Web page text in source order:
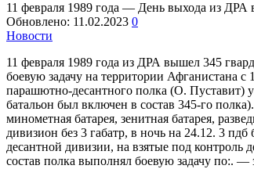
11 февраля 1989 года — День выхода из
Обновлено: 11.02.2023 0
Новости
11 февраля 1989 года из ДРА вышел 345
боевую задачу на территории Афганистана
парашютно-десантного полка (О. Пуставит)
батальон был включен в состав 345-го
минометная батарея, зенитная батарея,
дивизион без 3 габатр, в ночь на 24.12. 3
десантной дивизии, на взятые под
состав полка выполнял боевую задачу по:.